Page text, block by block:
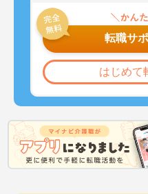
転職サ
はじめて